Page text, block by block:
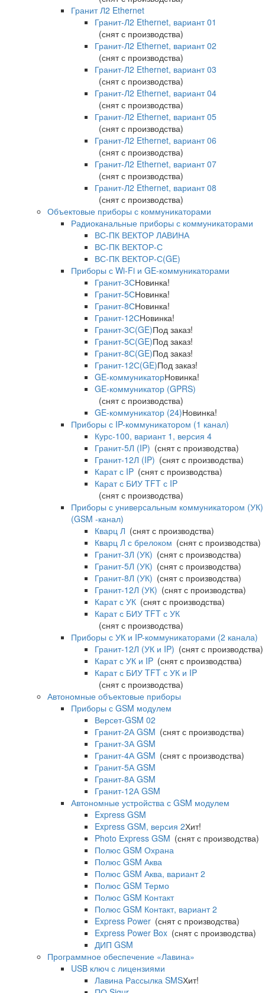
Гранит Л2 Ethernet
Гранит-Л2 Ethernet, вариант 01
(снят с производства)
Гранит-Л2 Ethernet, вариант 02
(снят с производства)
Гранит-Л2 Ethernet, вариант 03
(снят с производства)
Гранит-Л2 Ethernet, вариант 04
(снят с производства)
Гранит-Л2 Ethernet, вариант 05
(снят с производства)
Гранит-Л2 Ethernet, вариант 06
(снят с производства)
Гранит-Л2 Ethernet, вариант 07
(снят с производства)
Гранит-Л2 Ethernet, вариант 08
(снят с производства)
Объектовые приборы с коммуникаторами
Радиоканальные приборы с коммуникаторами
ВС-ПК ВЕКТОР ЛАВИНА
ВС-ПК ВЕКТОР-С
ВС-ПК ВЕКТОР-С(GE)
Приборы с Wi-Fi и GE-коммуникаторами
Гранит-3СНовинка!
Гранит-5СНовинка!
Гранит-8СНовинка!
Гранит-12СНовинка!
Гранит-3С(GE)Под заказ!
Гранит-5С(GE)Под заказ!
Гранит-8С(GE)Под заказ!
Гранит-12С(GE)Под заказ!
GE-коммуникаторНовинка!
GE-коммуникатор (GPRS)
(снят с производства)
GE-коммуникатор (24)Новинка!
Приборы с IP-коммуникатором (1 канал)
Курс-100, вариант 1, версия 4
Гранит-5Л (IP) (снят с производства)
Гранит-12Л (IP) (снят с производства)
Карат с IP (снят с производства)
Карат с БИУ TFT с IP
(снят с производства)
Приборы с универсальным коммуникатором (УК)
(GSM -канал)
Кварц Л (снят с производства)
Кварц Л с брелоком (снят с производства)
Гранит-3Л (УК) (снят с производства)
Гранит-5Л (УК) (снят с производства)
Гранит-8Л (УК) (снят с производства)
Гранит-12Л (УК) (снят с производства)
Карат с УК (снят с производства)
Карат с БИУ TFT с УК
(снят с производства)
Приборы с УК и IP-коммуникаторами (2 канала)
Гранит-12Л (УК и IP) (снят с производства)
Карат с УК и IP (снят с производства)
Карат с БИУ TFT с УК и IP
(снят с производства)
Автономные объектовые приборы
Приборы с GSM модулем
Версет-GSM 02
Гранит-2А GSM (снят с производства)
Гранит-3А GSM
Гранит-4А GSM (снят с производства)
Гранит-5А GSM
Гранит-8А GSM
Гранит-12А GSM
Автономные устройства с GSM модулем
Express GSM
Express GSM, версия 2Хит!
Photo Express GSM (снят с производства)
Полюс GSM Охрана
Полюс GSM Аква
Полюс GSM Аква, вариант 2
Полюс GSM Термо
Полюс GSM Контакт
Полюс GSM Контакт, вариант 2
Express Power (снят с производства)
Express Power Box (снят с производства)
ДИП GSM
Программное обеспечение «Лавина»
USB ключ с лицензиями
Лавина Рассылка SMSХит!